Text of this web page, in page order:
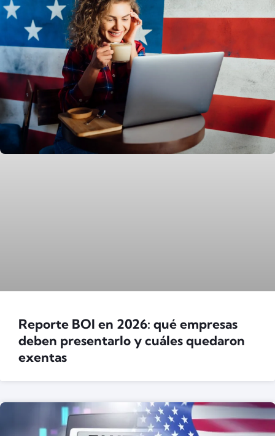
Reporte BOI en 2026: qué empresas
deben presentarlo y cuáles quedaron
exentas